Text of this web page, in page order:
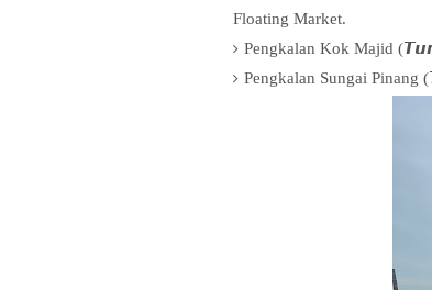
Floating Market.
Pengkalan Kok Majid
Pengkalan Sungai